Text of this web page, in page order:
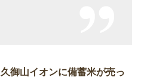
久御山イオンに備蓄米が売っ